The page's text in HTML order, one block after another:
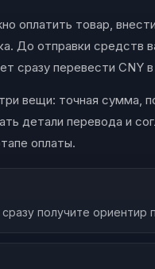
оплатить товар,
До отправки
сразу перевести
вещи: точная сумма,
детали перевода и
оплаты.
получите ориентир